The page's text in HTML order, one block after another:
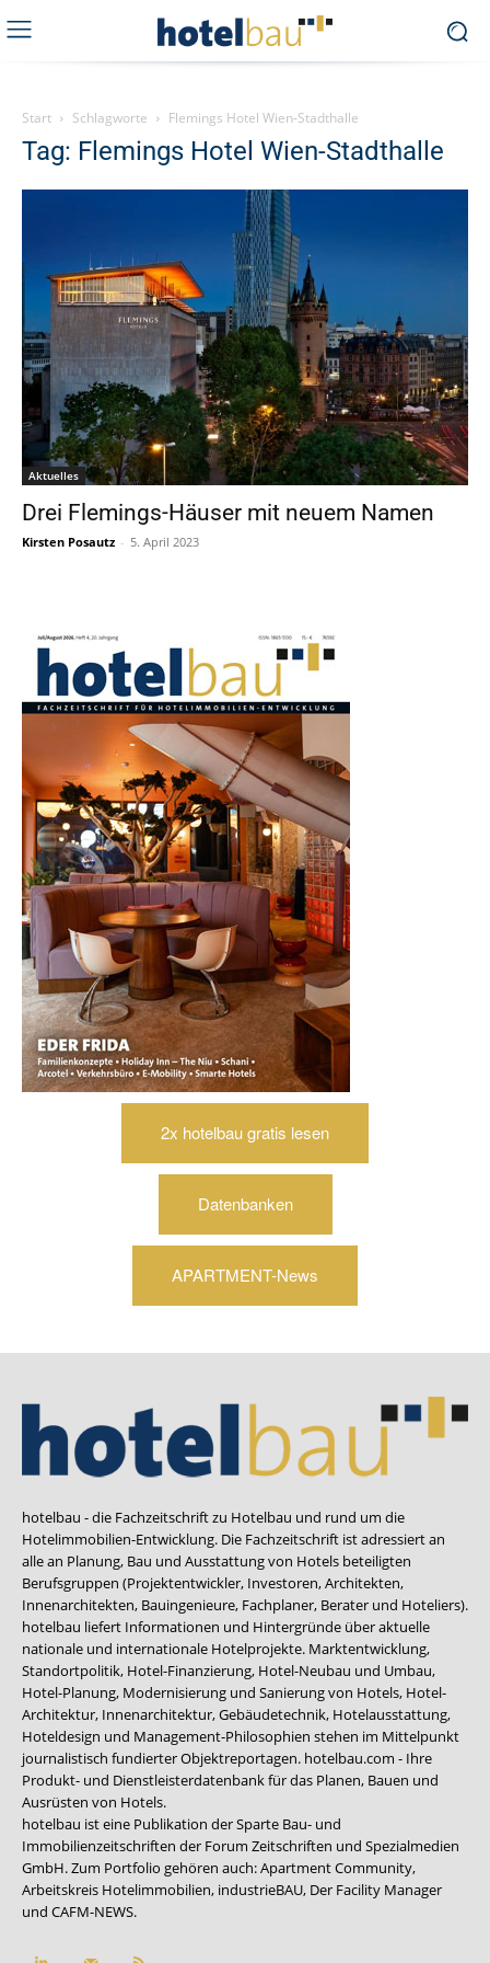
Start Schlagworte Flemings Hotel Wien-Stadthalle
Tag: Flemings Hotel Wien-Stadthalle
Aktuelles
Drei Flemings-Häuser mit neuem Namen
Kirsten Posautz - 5. April 2023
2x hotelbau gratis lesen
Datenbanken
APARTMENT-News
hotelbau - die Fachzeitschrift zu Hotelbau und rund um die
Hotelimmobilien-Entwicklung. Die Fachzeitschrift ist adressiert an
alle an Planung, Bau und Ausstattung von Hotels beteiligten
Berufsgruppen (Projektentwickler, Investoren, Architekten,
Innenarchitekten, Bauingenieure, Fachplaner, Berater und Hoteliers).
hotelbau liefert Informationen und Hintergründe über aktuelle
nationale und internationale Hotelprojekte. Marktentwicklung,
Standortpolitik, Hotel-Finanzierung, Hotel-Neubau und Umbau,
Hotel-Planung, Modernisierung und Sanierung von Hotels, Hotel-
Architektur, Innenarchitektur, Gebäudetechnik, Hotelausstattung,
Hoteldesign und Management-Philosophien stehen im Mittelpunkt
journalistisch fundierter Objektreportagen. hotelbau.com - Ihre
Produkt- und Dienstleisterdatenbank für das Planen, Bauen und
Ausrüsten von Hotels.
hotelbau ist eine Publikation der Sparte Bau- und
Immobilienzeitschriften der Forum Zeitschriften und Spezialmedien
GmbH. Zum Portfolio gehören auch:Apartment Community,
Arbeitskreis Hotelimmobilien, industrieBAU, Der Facility Manager
und CAFM-NEWS.